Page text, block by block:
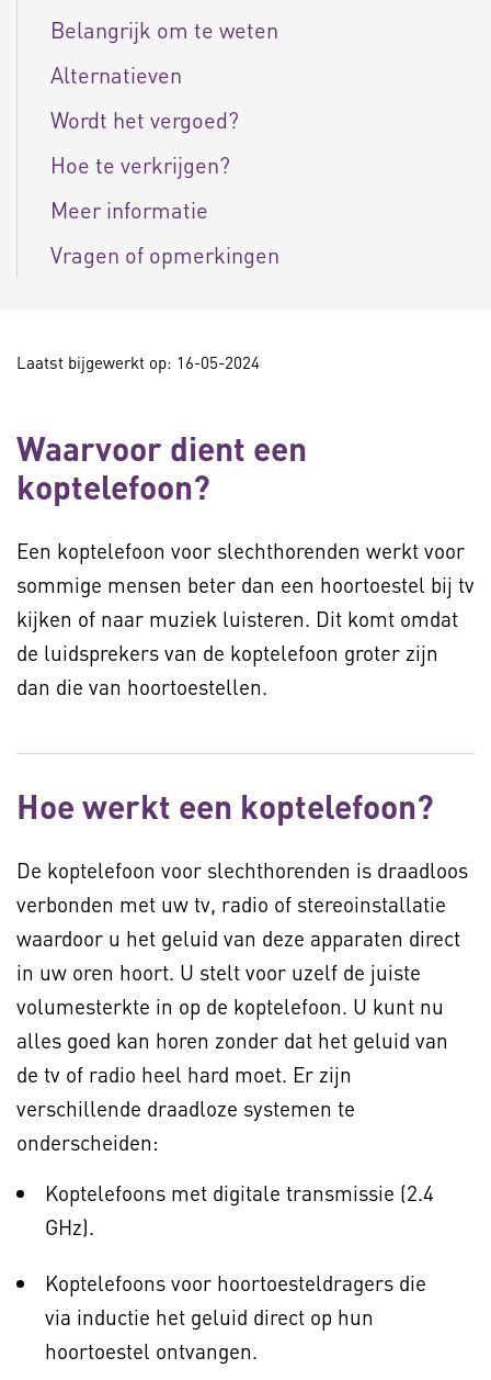
Belangrijk om te weten
Alternatieven
Wordt het vergoed?
Hoe te verkrijgen?
Meer informatie
Vragen of opmerkingen
Laatst bijgewerkt op: 16-05-2024
Waarvoor dient een
koptelefoon?
Een koptelefoon voor slechthorenden werkt voor
sommige mensen beter dan een hoortoestel bij tv
kijken of naar muziek luisteren. Dit komt omdat
de luidsprekers van de koptelefoon groter zijn
dan die van hoortoestellen.
Hoe werkt een koptelefoon?
De koptelefoon voor slechthorenden is draadloos
verbonden met uw tv, radio of stereoinstallatie
waardoor u het geluid van deze apparaten direct
in uw oren hoort. U stelt voor uzelf de juiste
volumesterkte in op de koptelefoon. U kunt nu
alles goed kan horen zonder dat het geluid van
de tv of radio heel hard moet. Er zijn
verschillende draadloze systemen te
onderscheiden:
Koptelefoons met digitale transmissie (2.4
GHz).
Koptelefoons voor hoortoesteldragers die
via inductie het geluid direct op hun
hoortoestel ontvangen.